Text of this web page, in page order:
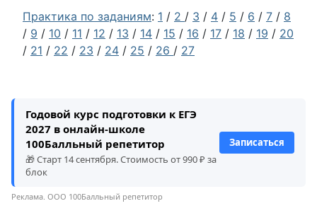
Практика по заданиям: 1 / 2 / 3 / 4 / 5 / 6 / 7 / 8
/ 9 / 10 / 11 / 12 / 13 / 14 / 15 / 16 / 17 / 18 / 19 / 20
/ 21 / 22 / 23 / 24 / 25 / 26 / 27
Годовой курс подготовки к ЕГЭ
2027 в онлайн-школе
100Балльный репетитор
🎁 Старт 14 сентября. Стоимость от 990 ₽ за
блок
Записаться
Реклама. ООО 100Балльный репетитор